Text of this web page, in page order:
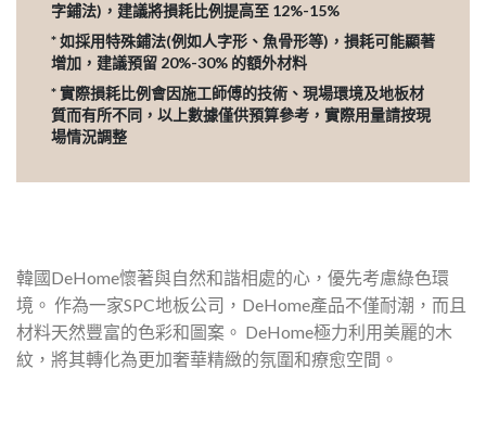
字鋪法)，建議將損耗比例提高至 12%-15%
* 如採用特殊鋪法(例如人字形、魚骨形等)，損耗可能顯著
增加，建議預留 20%-30% 的額外材料
* 實際損耗比例會因施工師傅的技術、現場環境及地板材
質而有所不同，以上數據僅供預算參考，實際用量請按現
場情況調整
韓國DeHome懷著與自然和諧相處的心，優先考慮綠色環
境。 作為一家SPC地板公司，DeHome產品不僅耐潮，而且
材料天然豐富的色彩和圖案。 DeHome極力利用美麗的木
紋，將其轉化為更加奢華精緻的氛圍和療愈空間。